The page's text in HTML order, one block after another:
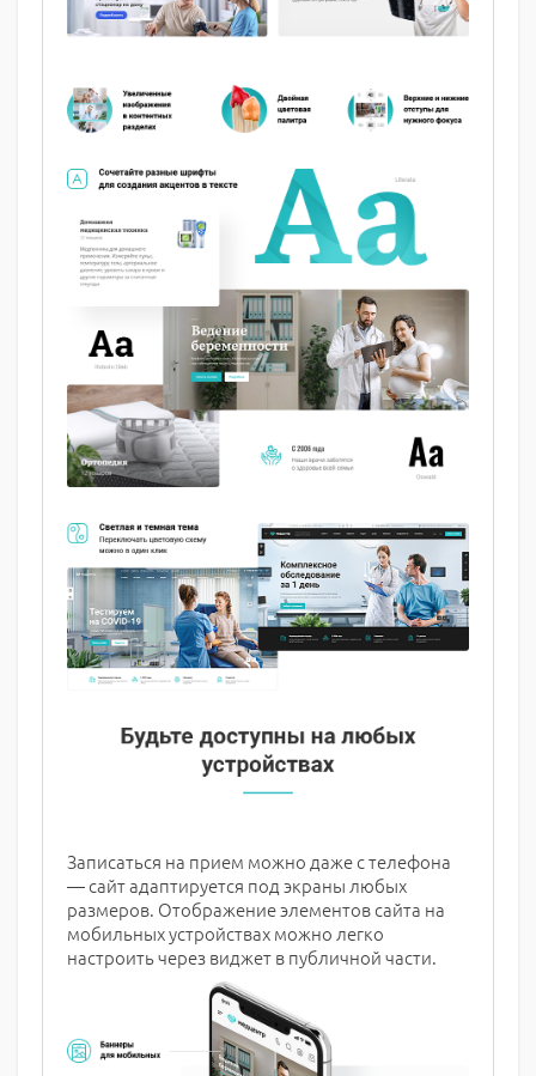
Записаться на прием можно даже с телефона
— сайт адаптируется под экраны любых
размеров. Отображение элементов сайта на
мобильных устройствах можно легко
настроить через виджет в публичной части.